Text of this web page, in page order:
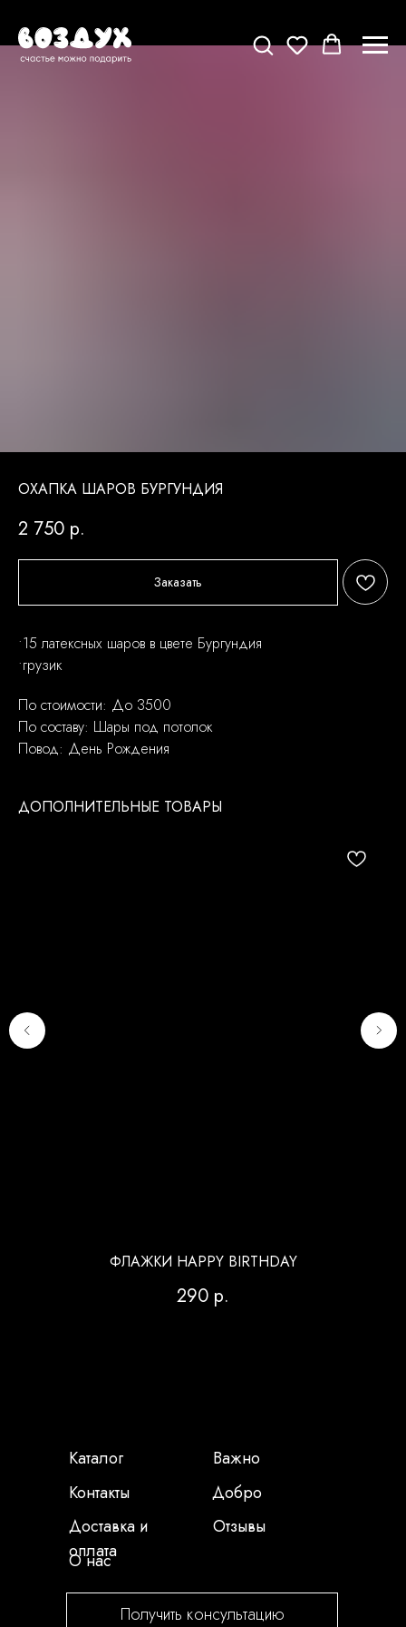
ОХАПКА ШАРОВ БУРГУНДИЯ
2 750 р.
Заказать
•15 латексных шаров в цвете Бургундия
•грузик
По стоимости: До 3500
По составу: Шары под потолок
Повод: День Рождения
ДОПОЛНИТЕЛЬНЫЕ ТОВАРЫ
ФЛАЖКИ HAPPY BIRTHDAY
290 р.
Каталог
Контакты
Доставка и
оплата
О нас
Важно
Добро
Отзывы
Получить консультацию